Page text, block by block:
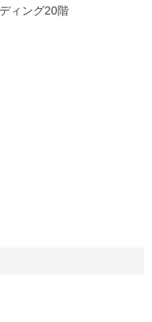
ィング20階